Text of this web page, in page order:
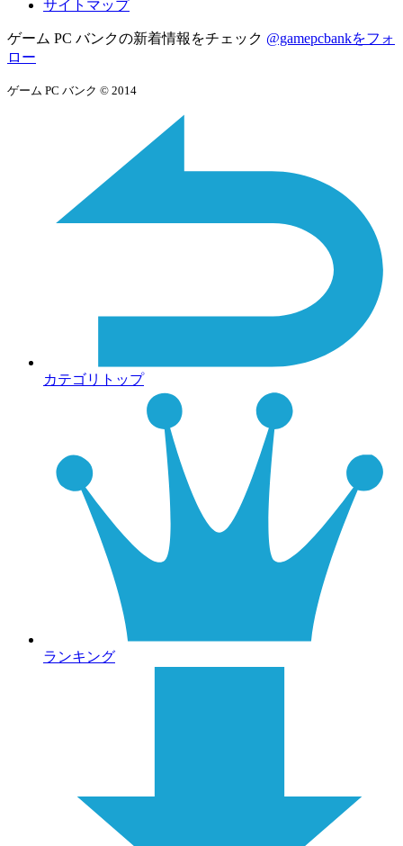
サイトマップ
ゲーム PC バンクの新着情報をチェック @gamepcbankをフォ
ロー
ゲーム PC バンク © 2014
カテゴリトップ
ランキング